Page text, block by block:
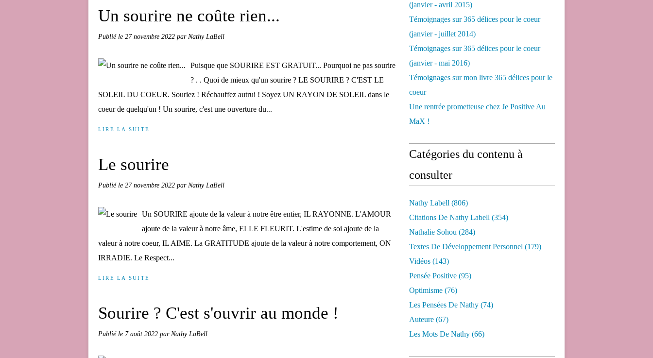
Un sourire ne coûte rien...
Publié le 27 novembre 2022 par Nathy LaBell
Puisque que SOURIRE EST GRATUIT... Pourquoi ne pas sourire
? . . Quoi de mieux qu'un sourire ? LE SOURIRE ? C'EST LE
SOLEIL DU COEUR. Souriez ! Réchauffez autrui ! Soyez UN RAYON DE SOLEIL dans le
coeur de quelqu'un ! Un sourire, c'est une ouverture du...
LIRE LA SUITE
Le sourire
Publié le 27 novembre 2022 par Nathy LaBell
Un SOURIRE ajoute de la valeur à notre être entier, IL RAYONNE. L'AMOUR
ajoute de la valeur à notre âme, ELLE FLEURIT. L'estime de soi ajoute de la
valeur à notre coeur, IL AIME. La GRATITUDE ajoute de la valeur à notre comportement, ON
IRRADIE. Le Respect...
LIRE LA SUITE
Sourire ? C'est s'ouvrir au monde !
Publié le 7 août 2022 par Nathy LaBell
(janvier - avril 2015)
Témoignages sur 365 délices pour le coeur
(janvier - juillet 2014)
Témoignages sur 365 délices pour le coeur
(janvier - mai 2016)
Témoignages sur mon livre 365 délices pour le
coeur
Une rentrée prometteuse chez Je Positive Au
MaX !
Catégories du contenu à
consulter
Nathy Labell (806)
Citations De Nathy Labell (354)
Nathalie Sohou (284)
Textes De Développement Personnel (179)
Vidéos (143)
Pensée Positive (95)
Optimisme (76)
Les Pensées De Nathy (74)
Auteure (67)
Les Mots De Nathy (66)